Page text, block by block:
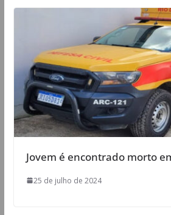
Jovem é encontrado morto
25 de julho de 2024